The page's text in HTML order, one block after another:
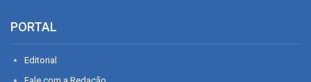
PORTAL
Editorial